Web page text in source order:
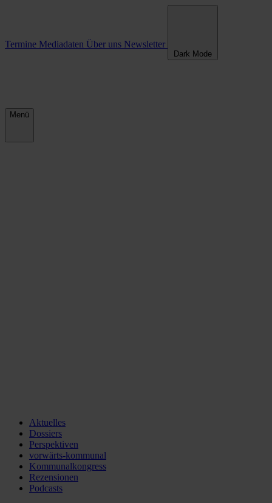
Termine Mediadaten Über uns Newsletter
Dark Mode
Menü
Aktuelles
Dossiers
Perspektiven
vorwärts-kommunal
Kommunalkongress
Rezensionen
Podcasts